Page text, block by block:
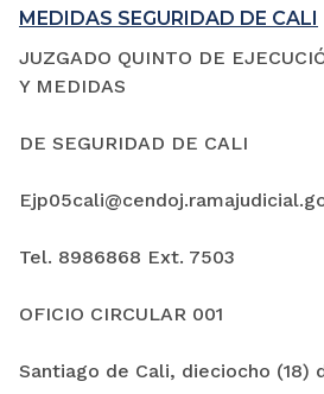
MEDIDAS SEGURIDAD DE CALI
JUZGADO QUINTO DE
Y MEDIDAS
DE SEGURIDAD DE CALI
Tel. 8986868 Ext. 7503
OFICIO CIRCULAR 001
Santiago de Cali, dieciocho (18)